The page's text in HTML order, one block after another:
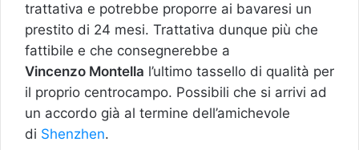
trattativa e potrebbe proporre ai bavaresi un
prestito di 24 mesi. Trattativa dunque più che
fattibile e che consegnerebbe a
Vincenzo Montella l’ultimo tassello di qualità per
il proprio centrocampo. Possibili che si arrivi ad
un accordo già al termine dell’amichevole
di Shenzhen.